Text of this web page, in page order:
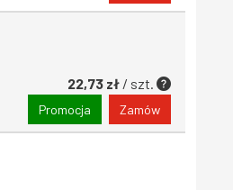
22,73 zł / szt.
Promocja Zamów